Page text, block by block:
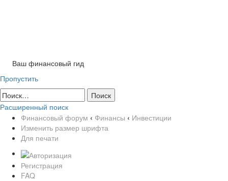
Ваш финансовый гид
Пропустить
Расширенный поиск
Финансовый форум ‹ Финансы ‹ Инвестиции
Изменить размер шрифта
Для печати
Регистрация
FAQ